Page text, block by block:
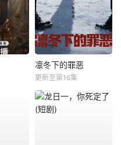
凛冬下的罪恶
更新至第16集